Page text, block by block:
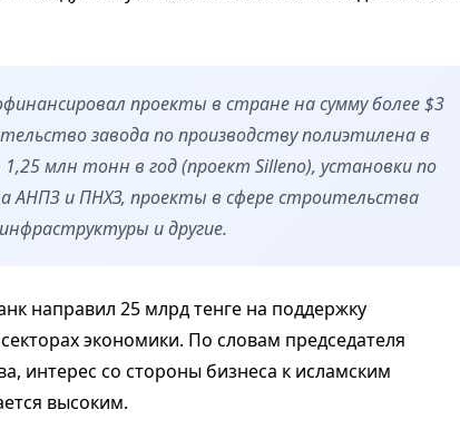
проекты в стране на сумму более $3
завода по производству полиэтилена в
млн тонн в год (проект Silleno), установки по
АНПЗ и ПНХЗ, проекты в сфере строительства
и другие.
направил 25 млрд тенге на поддержку
экономики. По словам председателя
интерес со стороны бизнеса к исламским
высоким.